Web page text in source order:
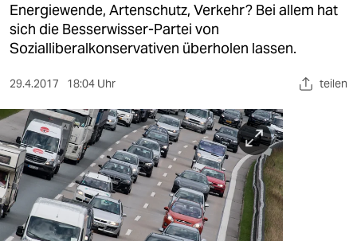
berlin
verlag
verlag
veranstaltungen
shop
Energiewende, Artenschutz, Verkehr? Bei allem hat
sich die Besserwisser-Partei von
Sozialliberalkonservativen überholen lassen.
29.4.2017 18:04 Uhr teilen